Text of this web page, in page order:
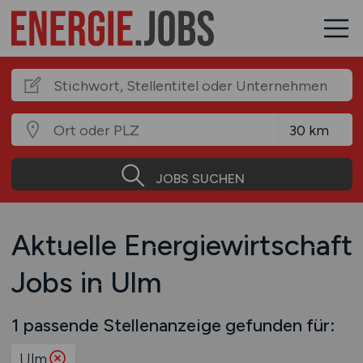
JOBS SUCHEN
Aktuelle Energiewirtschaft
Jobs in Ulm
1 passende Stellenanzeige gefunden für:
Ulm